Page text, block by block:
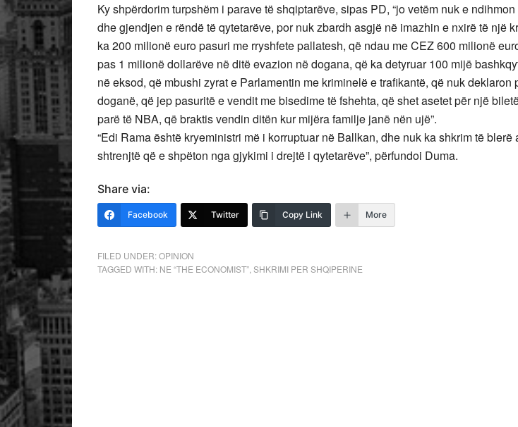
Ky shpërdorim turpshëm i parave të shqiptarëve, sipas PD, “jo vetëm nuk e
dhe gjendjen e rëndë të qytetarëve, por nuk zbardh asgjë në imazhin e nxirë të një
ka 200 milionë euro pasuri me rryshfete pallatesh, që ndau me CEZ 600 milionë
pas 1 milionë dollarëve në ditë evazion në dogana, që ka detyruar 100 mijë
në eksod, që mbushi zyrat e Parlamentin me kriminelë e trafikantë, që nuk deklaron
doganë, që jep pasuritë e vendit me bisedime të fshehta, që shet asetet për një
parë të NBA, që braktis vendin ditën kur mijëra familje janë nën ujë”.
“Edi Rama është kryeministri më i korruptuar në Ballkan, dhe nuk ka shkrim të blerë
shtrenjtë që e shpëton nga gjykimi i drejtë i qytetarëve”, përfundoi Duma.
Share via:
Facebook Twitter Copy Link More
FILED UNDER:OPINION
TAGGED WITH: NE “THE ECONOMIST” SHKRIMI PER SHQIPERINE